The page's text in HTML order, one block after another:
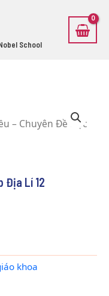
School
– Chuyên Đề Học
Địa Lí 12
khoa